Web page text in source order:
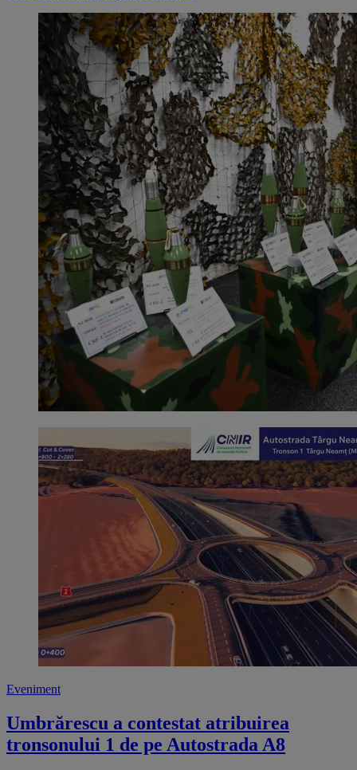
Eveniment
Umbrărescu a contestat atribuirea
tronsonului 1 de pe Autostrada A8